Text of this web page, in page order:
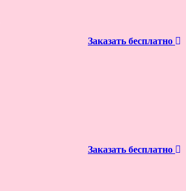
Заказать бесплатно
Заказать бесплатно